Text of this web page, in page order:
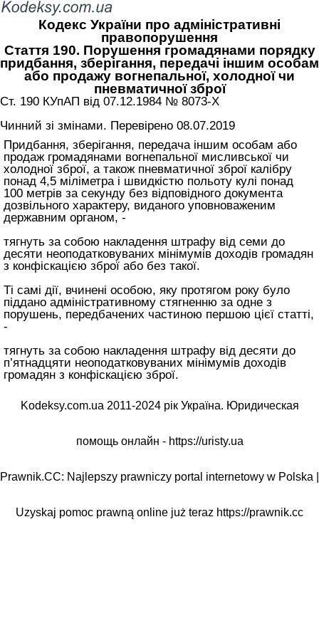
Кодекс України про адміністративні
правопорушення
Стаття 190. Порушення громадянами порядку
придбання, зберігання, передачі іншим особам
або продажу вогнепальної, холодної чи
пневматичної зброї
Ст. 190 КУпАП вiд 07.12.1984 № 8073-X
Чинний зі змінами. Перевірено 08.07.2019
Придбання, зберігання, передача іншим особам або
продаж громадянами вогнепальної мисливської чи
холодної зброї, а також пневматичної зброї калібру
понад 4,5 міліметра і швидкістю польоту кулі понад
100 метрів за секунду без відповідного документа
дозвільного характеру, виданого уповноваженим
державним органом, -
тягнуть за собою накладення штрафу від семи до
десяти неоподатковуваних мінімумів доходів громадян
з конфіскацією зброї або без такої.
Ті самі дії, вчинені особою, яку протягом року було
піддано адміністративному стягненню за одне з
порушень, передбачених частиною першою цієї статті,
-
тягнуть за собою накладення штрафу від десяти до
п’ятнадцяти неоподатковуваних мінімумів доходів
громадян з конфіскацією зброї.
Kodeksy.com.ua 2011-2024 рік Україна. Юридическая
помощь онлайн - https://uristy.ua
Prawnik.CC: Najlepszy prawniczy portal internetowy w Polska |
Uzyskaj pomoc prawną online już teraz https://prawnik.cc